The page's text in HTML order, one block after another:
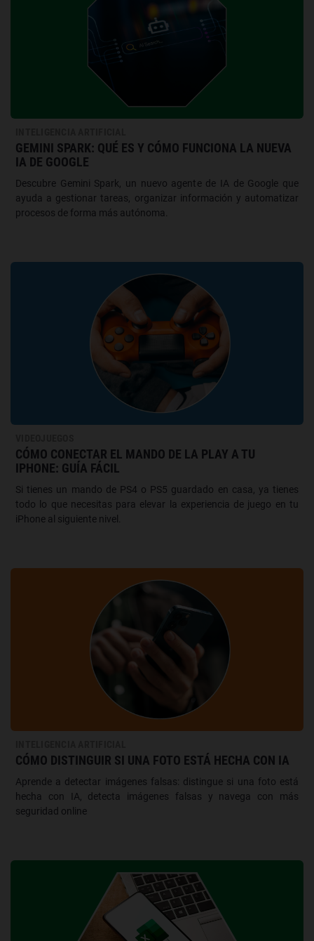
GEMINI SPARK: QUÉ ES Y CÓMO FUNCIONA LA NUEVA
IA DE GOOGLE
Descubre Gemini Spark, un nuevo agente de IA de Google que
ayuda a gestionar tareas, organizar información y automatizar
procesos de forma más autónoma.
CÓMO CONECTAR EL MANDO DE LA PLAY A TU
IPHONE: GUÍA FÁCIL
Si tienes un mando de PS4 o PS5 guardado en casa, ya tienes
todo lo que necesitas para elevar la experiencia de juego en tu
iPhone al siguiente nivel.
CÓMO DISTINGUIR SI UNA FOTO ESTÁ HECHA CON IA
Aprende a detectar imágenes falsas: distingue si una foto está
hecha con IA, detecta imágenes falsas y navega con más
seguridad online